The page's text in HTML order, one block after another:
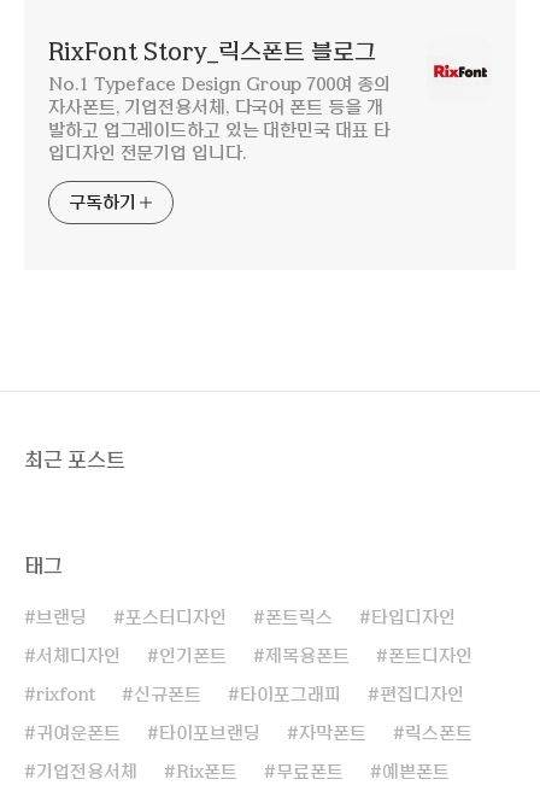
RixFont Story_릭스폰트 블로그
No.1 Typeface Design Group 700여 종의
자사폰트, 기업전용서체, 다국어 폰트 등을 개
발하고 업그레이드하고 있는 대한민국 대표 타
입디자인 전문기업 입니다.
구독하기
최근 포스트
태그
브랜딩 포스터디자인 폰트릭스 타입디자인
서체디자인 인기폰트 제목용폰트 폰트디자인
rixfont 신규폰트 타이포그래피 편집디자인
귀여운폰트 타이포브랜딩 자막폰트 릭스폰트
기업전용서체 Rix폰트 무료폰트 예쁜폰트